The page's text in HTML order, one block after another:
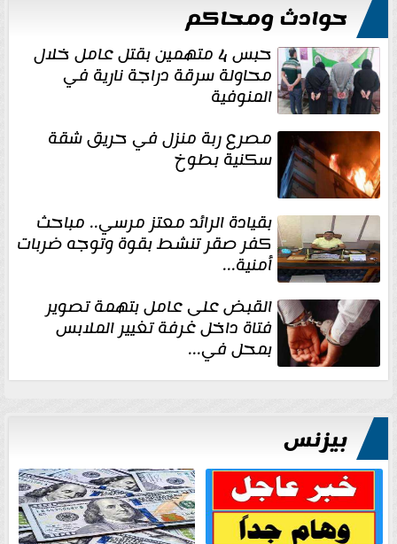
حوادث ومحاكم
حبس 4 متهمين بقتل عامل خلال
محاولة سرقة دراجة نارية في
المنوفية
مصرع ربة منزل في حريق شقة
سكنية بطوخ
بقيادة الرائد معتز مرسي.. مباحث
كفر صقر تنشط بقوة وتوجه ضربات
أمنية...
القبض على عامل بتهمة تصوير
فتاة داخل غرفة تغيير الملابس
بمحل في...
بيزنس